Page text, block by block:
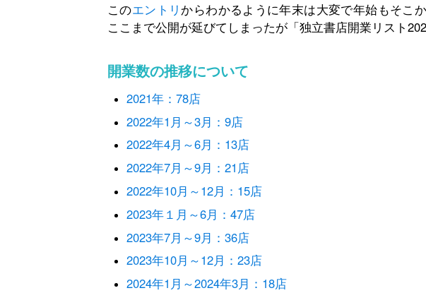
このエントリ からわかるように年末は大変で年始もそこ
ここまで公開が延びてしまったが「独立書店開業リスト
開業数の推移について
2021年：78店
2022年1月～3月：9店
2022年4月～6月：13店
2022年7月～9月：21店
2022年10月～12月：15店
2023年１月～6月：47店
2023年7月～9月：36店
2023年10月～12月：23店
2024年1月～2024年3月：18店